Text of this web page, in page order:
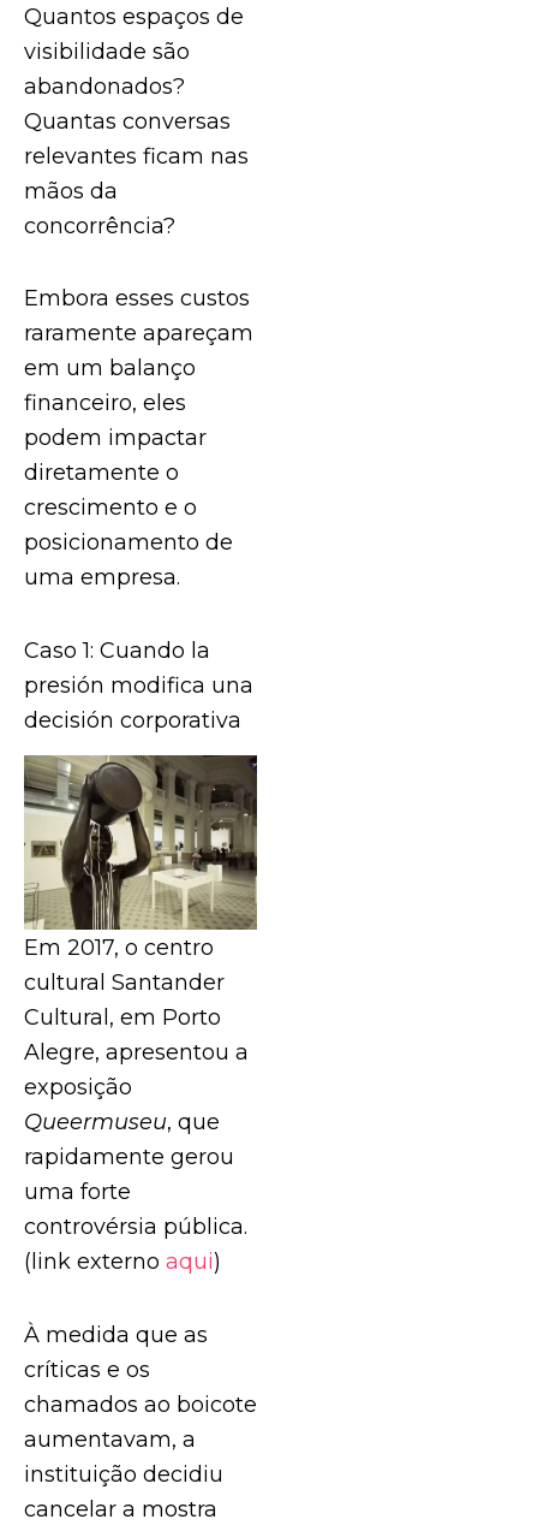
Quantos espaços de
visibilidade são
abandonados?
Quantas conversas
relevantes ficam nas
mãos da
concorrência?
Embora esses custos
raramente apareçam
em um balanço
financeiro, eles
podem impactar
diretamente o
crescimento e o
posicionamento de
uma empresa.
Caso 1: Cuando la
presión modifica una
decisión corporativa
Em 2017, o centro
cultural Santander
Cultural, em Porto
Alegre, apresentou a
exposição
Queermuseu, que
rapidamente gerou
uma forte
controvérsia pública.
(link externo aqui)
À medida que as
críticas e os
chamados ao boicote
aumentavam, a
instituição decidiu
cancelar a mostra